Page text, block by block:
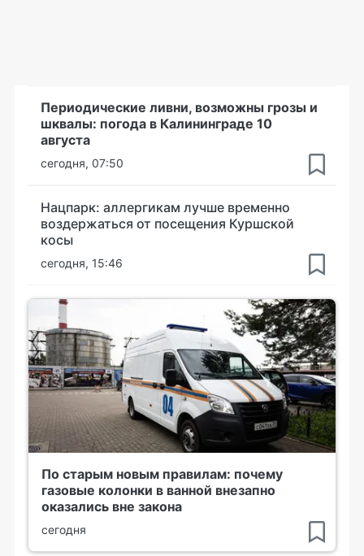
Периодические ливни, возможны грозы и
шквалы: погода в Калининграде 10
августа
сегодня, 07:50
Нацпарк: аллергикам лучше временно
воздержаться от посещения Куршской
косы
сегодня, 15:46
По старым новым правилам: почему
газовые колонки в ванной внезапно
оказались вне закона
сегодня